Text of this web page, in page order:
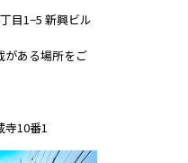
目1−5 新興ビル
がある場所をご
寺10番1